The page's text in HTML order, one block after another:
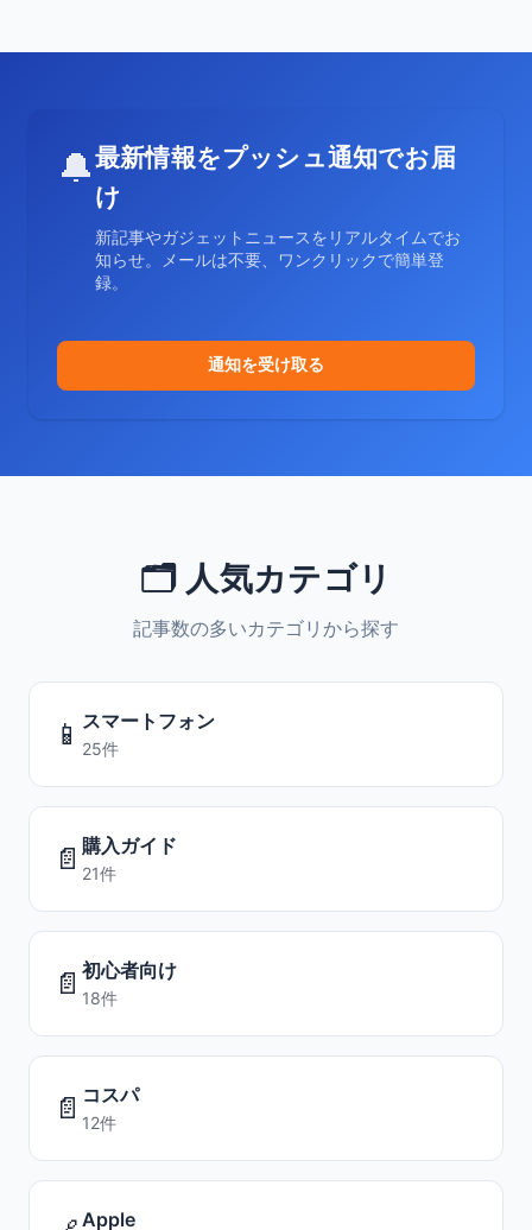
🔔最新情報をプッシュ通知でお届
け
新記事やガジェットニュースをリアルタイムでお
知らせ。メールは不要、ワンクリックで簡単登
録。
通知を受け取る
🗂️ 人気カテゴリ
記事数の多いカテゴリから探す
📱 スマートフォン
25件
📄 購入ガイド
21件
📄 初心者向け
18件
📄 コスパ
12件
Apple